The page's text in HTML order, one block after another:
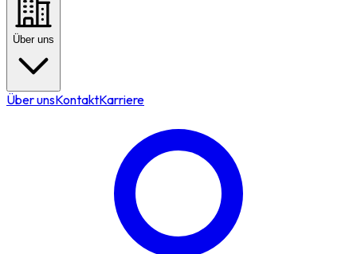
Über uns
Über unsKontaktKarriere